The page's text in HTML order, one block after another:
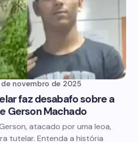
novembro de 2025
faz desabafo sobre a
Gerson Machado
atacado por uma leoa,
tutelar. Entenda a história